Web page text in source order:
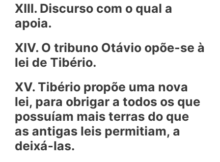
XIII. Discurso com o qual a
apoia.
XIV. O tribuno Otávio opõe-se à
lei de Tibério.
XV. Tibério propõe uma nova
lei, para obrigar a todos os que
possuíam mais terras do que
as antigas leis permitiam, a
deixá-las.